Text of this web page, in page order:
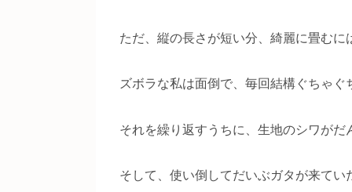
ただ、縦の長さが短い分、綺麗に畳む
ズボラな私は面倒で、毎回結構ぐちゃ
それを繰り返すうちに、生地のシワが
そして、使い倒してだいぶガタが来て